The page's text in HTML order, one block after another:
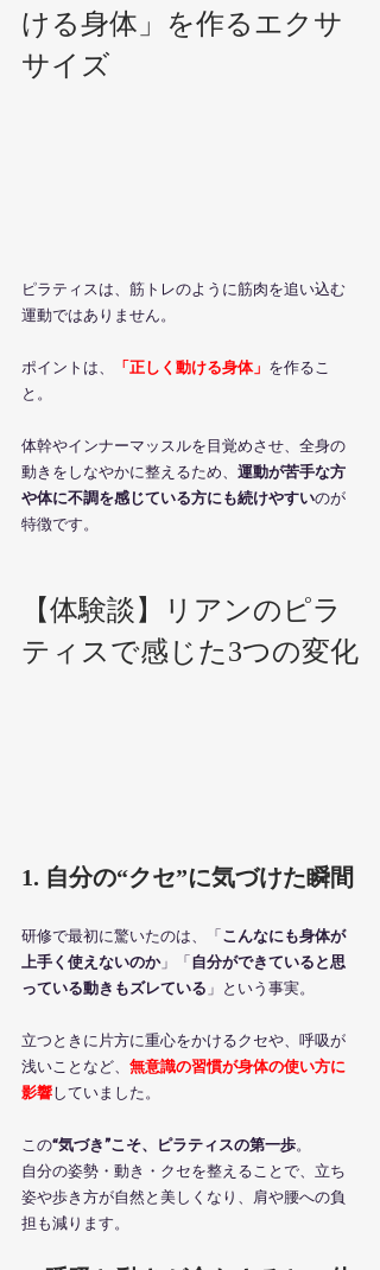
ける身体」を作るエクサ
サイズ
ピラティスは、筋トレのように筋肉を追い込む
運動ではありません。
ポイントは、 「正しく動ける身体」 を作るこ
と。
体幹やインナーマッスルを目覚めさせ、全身の
動きをしなやかに整えるため、 運動が苦手な方
や体に不調を感じている方にも続けやすいのが
特徴です。
【体験談】リアンのピラ
ティスで感じた3つの変化
1. 自分の“クセ”に気づけた瞬間
研修で最初に驚いたのは、「 こんなにも身体が
上手く使えないのか」「 自分ができていると思
っている動きもズレている 」という事実。
立つときに片方に重心をかけるクセや、呼吸が
浅いことなど、 無意識の習慣が身体の使い方に
影響していました。
この“気づき”こそ、ピラティスの第一歩。
自分の姿勢・動き・クセを整えることで、立ち
姿や歩き方が自然と美しくなり、肩や腰への負
担も減ります。